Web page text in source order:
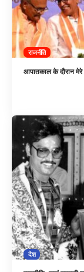
राजनीति
आपातकाल के दौरान मेरे
देश